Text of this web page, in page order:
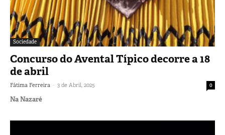
Sociedade
Concurso do Avental Típico decorre a 18
de abril
Fátima Ferreira - 3 de Abril, 2025 0
Na Nazaré